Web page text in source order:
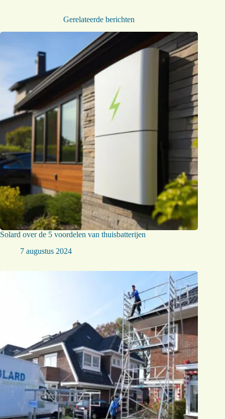
Gerelateerde berichten
Solard over de 5 voordelen van thuisbatterijen
7 augustus 2024